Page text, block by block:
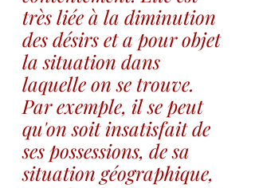
très liée à la diminution
des désirs et a pour objet
la situation dans
laquelle on se trouve.
Par exemple, il se peut
qu'on soit insatisfait de
ses possessions, de sa
situation géographique,